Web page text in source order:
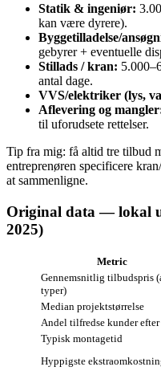
Statik & ingeniør:
kan være dyrere).
Byggetilladelse/
gebyrer + eventuelle
Stillads / kran:
antal dage.
VVS/elektriker (lys,
Aflevering og
til uforudsete rettelser.
Tip fra mig: få altid tre tilbud
entreprenøren specificere
at sammenligne.
Original data — lokal
2025)
Metric
Gennemsnitlig tilbudspris
typer)
Median projektstørrelse
Andel tilfredse kunder efter
Typisk montagetid
Hyppigste